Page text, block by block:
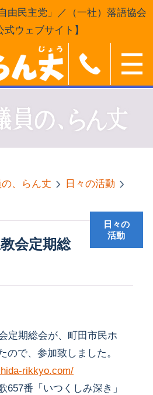
由民主党」／（一社）落語協会
ウェブサイト】
、らん丈
日々の活動
日々の
活動
定期総会が、町田市民ホ
ので、参加致しました。
rikkyo.com/
番「いつくしみ深き」